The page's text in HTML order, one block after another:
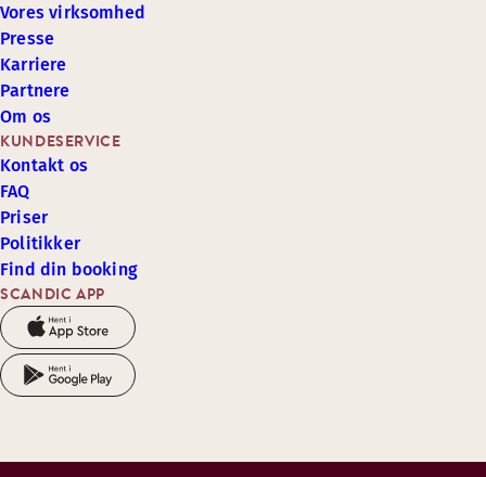
SCANDIC APP
KUNDESERVICE
Kontakt os
FAQ
Priser
Politikker
Find din booking
Vores virksomhed
Presse
Karriere
Partnere
Om os